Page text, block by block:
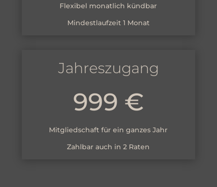
Flexibel monatlich kündbar
Mindestlaufzeit 1 Monat
Jahreszugang
999 €
Mitgliedschaft für ein ganzes Jahr
Zahlbar auch in 2 Raten